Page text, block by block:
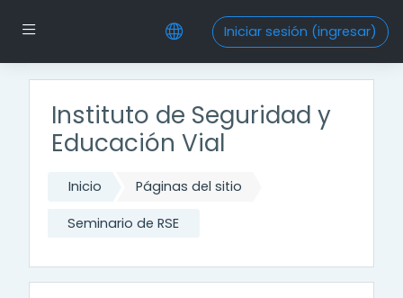
Pánel lateral Iniciar sesión (ingresar)
Instituto de Seguridad y
Educación Vial
Inicio Páginas del sitio
Seminario de RSE